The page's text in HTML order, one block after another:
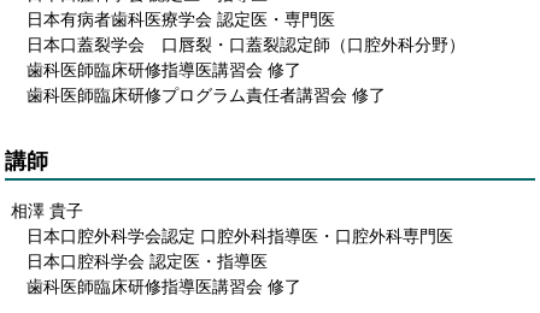
日本有病者歯科医療学会 認定医・専門医
日本口蓋裂学会 口唇裂・口蓋裂認定師（口腔外科分野）
歯科医師臨床研修指導医講習会 修了
歯科医師臨床研修プログラム責任者講習会 修了
講師
相澤 貴子
日本口腔外科学会認定 口腔外科指導医・口腔外科専門医
日本口腔科学会 認定医・指導医
歯科医師臨床研修指導医講習会 修了